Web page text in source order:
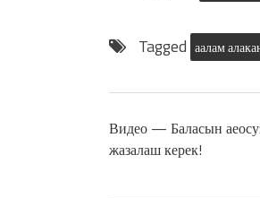
Tagged аалам
Видео — Баласын
жазалаш керек!